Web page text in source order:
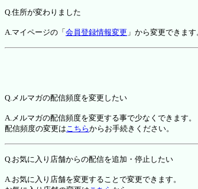
Q.住所が変わりました
A.マイページの「 会員登録情報変更 」から変更できます
Q.メルマガの配信頻度を変更したい
A.メルマガの配信頻度を変更する事で少なくできます。
配信頻度の変更はこちらからお手続きください。
Q.お気に入り店舗からの配信を追加・停止したい
A.お気に入り店舗を変更することで変更できます。